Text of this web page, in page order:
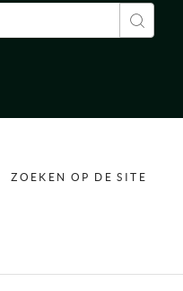
ZOEKEN OP DE SITE